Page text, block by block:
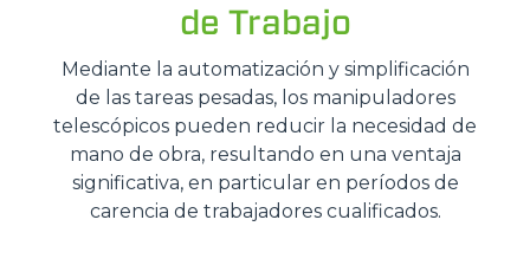
de Trabajo
Mediante la automatización y simplificación
de las tareas pesadas, los manipuladores
telescópicos pueden reducir la necesidad de
mano de obra, resultando en una ventaja
significativa, en particular en períodos de
carencia de trabajadores cualificados.